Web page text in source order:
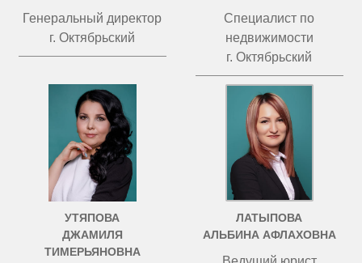
Генеральный директор
г. Октябрьский
Специалист по
недвижимости
г. Октябрьский
УТЯПОВА
ДЖАМИЛЯ
ТИМЕРЬЯНОВНА
ЛАТЫПОВА
АЛЬБИНА АФЛАХОВНА